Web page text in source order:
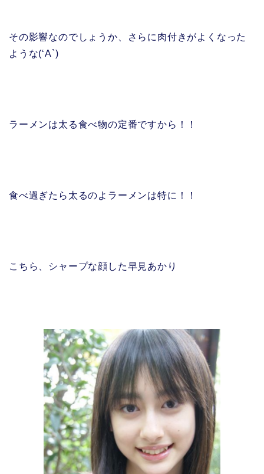
その影響なのでしょうか、さらに肉付きがよくなった
ような(‘A`)
ラーメンは太る食べ物の定番ですから！！
食べ過ぎたら太るのよラーメンは特に！！
こちら、シャープな顔した早見あかり